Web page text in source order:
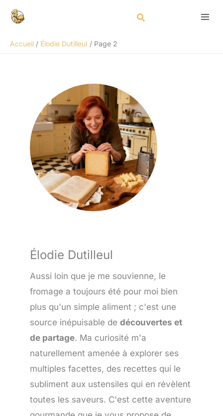
Accueil
Élodie Dutilleul Page 2
Élodie Dutilleul
Aussi loin que je me souvienne, le
fromage a toujours été pour moi bien
plus qu'un simple aliment ; c'est une
source inépuisable de découvertes et
de partage. Ma curiosité m'a
naturellement amenée à explorer ses
multiples facettes, des recettes qui le
subliment aux ustensiles qui en révèlent
toutes les saveurs. C'est cette aventure